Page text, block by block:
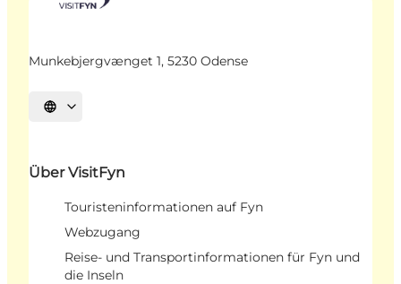
Munkebjergvænget 1, 5230 Odense
Sprache auswählen
Über VisitFyn
Touristeninformationen auf Fyn
Webzugang
Reise- und Transportinformationen für Fyn und
die Inseln